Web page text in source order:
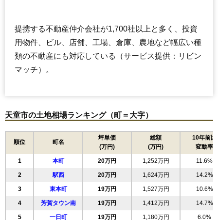
提携する不動産仲介会社が1,700社以上と多く、投資
用物件、ビル、店舗、工場、倉庫、農地など幅広い種
類の不動産にも対応している（サービス提供：リビン
マッチ）。
天童市の土地相場ランキング（町＝大字）
順位 町名
坪単価
(万円)
総額
(万円)
10年前比
変動率
1 本町 20万円 1,252万円 11.6%
2 駅西 20万円 1,624万円 14.2%
3 東本町 19万円 1,527万円 10.6%
4 芳賀タウン南 19万円 1,412万円 14.7%
5 一日町 19万円 1,180万円 6.0%